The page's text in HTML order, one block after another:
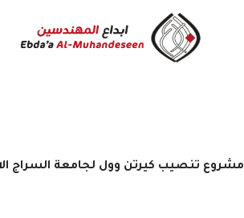
مشروع تنصيب كيرتن وول لجامعة السراج